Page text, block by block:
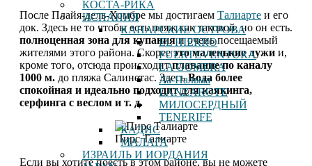
КОСТА-РИКА
ИСПАНИЯ
КАНАРСКИЕ ОСТРОВА
EL HIERRO
FUERTEVENTURA
LA GOMERA
Ла-Пальма
LANZAROTE
МИЛОСЕРДНЫЙ
TENERIFE
КАДИС
МАЛАГА
ИЗРАИЛЬ И ИОРДАНИЯ
После Плайя-дель-Хомбре мы достигаем Талиарте и его
док. Здесь не то чтобы есть пляж как таковой, но он есть.
полноценная зона для купанияи очень посещаемый
жителями этого района. Скорееэто маленькие лужи и,
кроме того, отсюда происходитплавание по каналу
1000 м. до пляжа Салинетас. ЗдесьВода более
спокойная и идеально подходит для каякинга,
серфинга с веслом и т. д.
Пирс Талиарте
Если вы хотите поесть в этом районе, вы не можете